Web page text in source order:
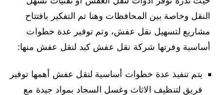
النقل وخاصة بين المحافظات وهنا تم التفكير بافتتاح
مشاريع لتسهيل نقل عفش، وتم توفير عدة خطوات
أساسية وفرتها شركة نقل عفش كبد لنقل عفش منها:
يتم تنفيذ عدة خطوات أساسية لنقل عفش أهمها توفير
فريق لتنظيف الاثاث وغسل السجاد بمواد جيدة مع